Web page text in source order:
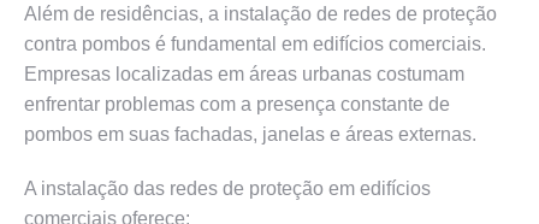
Além de residências, a instalação de redes de proteção
contra pombos é fundamental em edifícios comerciais.
Empresas localizadas em áreas urbanas costumam
enfrentar problemas com a presença constante de
pombos em suas fachadas, janelas e áreas externas.
A instalação das redes de proteção em edifícios
comerciais oferece: